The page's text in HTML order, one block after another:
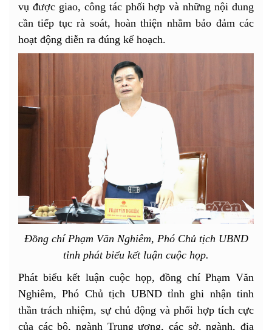
vụ được giao, công tác phối hợp và những nội dung
cần tiếp tục rà soát, hoàn thiện nhằm bảo đảm các
hoạt động diễn ra đúng kế hoạch.
Đồng chí Phạm Văn Nghiêm, Phó Chủ tịch UBND
tỉnh phát biểu kết luận cuộc họp.
Phát biểu kết luận cuộc họp, đồng chí Phạm Văn
Nghiêm, Phó Chủ tịch UBND tỉnh ghi nhận tinh
thần trách nhiệm, sự chủ động và phối hợp tích cực
của các bộ, ngành Trung ương, các sở, ngành, địa